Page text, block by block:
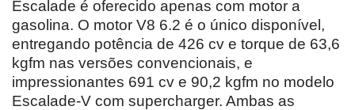
Escalade é oferecido apenas com motor a
gasolina. O motor V8 6.2 é o único disponível,
entregando potência de 426 cv e torque de 63,6
kgfm nas versões convencionais, e
impressionantes 691 cv e 90,2 kgfm no modelo
Escalade-V com supercharger. Ambas as